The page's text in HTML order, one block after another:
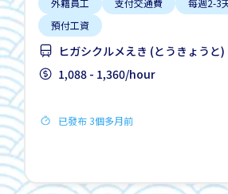
預付工資
ヒガシクルメえき (とうきょうと)
1,088 - 1,360/hour
已發布 3個多月前